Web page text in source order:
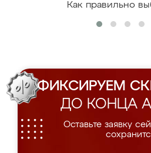
Как правильно
ФИКСИРУЕМ
ДО КОНЦА
Оставьте заявку